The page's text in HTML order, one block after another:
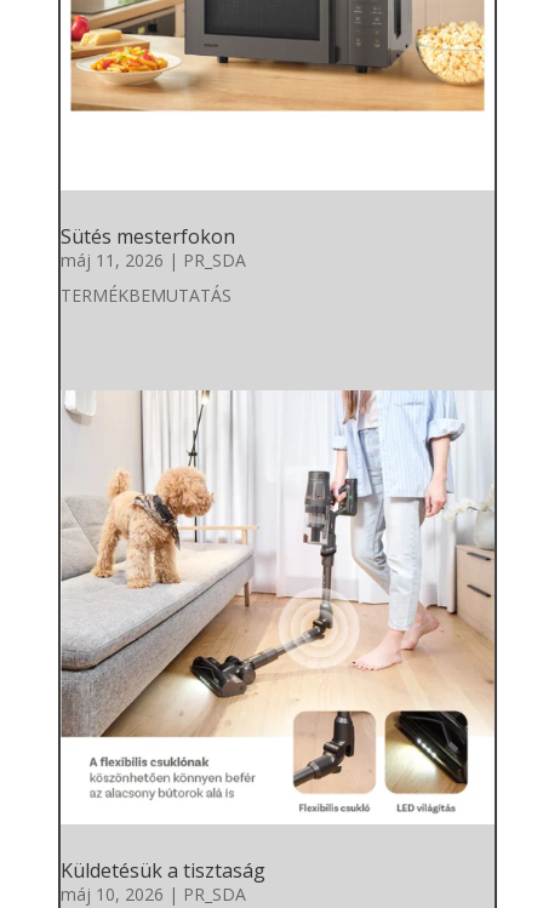
Sütés mesterfokon
máj 11, 2026 | PR_SDA
TERMÉKBEMUTATÁS
Küldetésük a tisztaság
máj 10, 2026 | PR_SDA